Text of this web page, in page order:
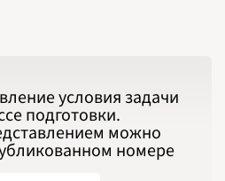
условия задачи
подготовки.
можно
номере